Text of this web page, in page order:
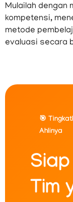
Mulailah dengan
kompetensi,
metode
evaluasi secara
🎯
Ahlinya
Tim